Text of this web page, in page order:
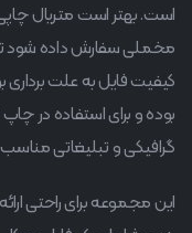
است. بهتر است متریال چاپی
مخملی سفارش داده شود
کیفیت فایل به علت برداری
بوده و برای استفاده در چاپ
گرافیکی و تبلیغاتی
این مجموعه برای راحتی